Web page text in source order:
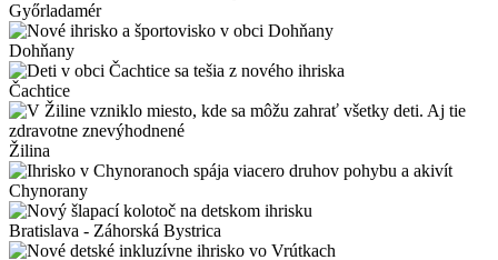
Győrladamér
Dohňany
Čachtice
Žilina
Chynorany
Bratislava - Záhorská Bystrica